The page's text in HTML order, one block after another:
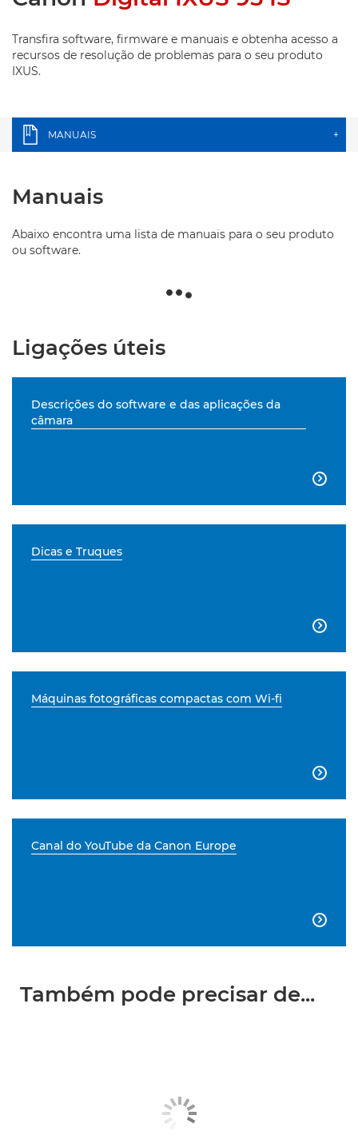
Transfira software, firmware e manuais e obtenha acesso a
recursos de resolução de problemas para o seu produto
IXUS.
MANUAIS +
Manuais
Abaixo encontra uma lista de manuais para o seu produto
ou software.
Ligações úteis
Descrições do software e das aplicações da
câmara

Dicas e Truques

Máquinas fotográficas compactas com Wi-fi

Canal do YouTube da Canon Europe

Também pode precisar de...